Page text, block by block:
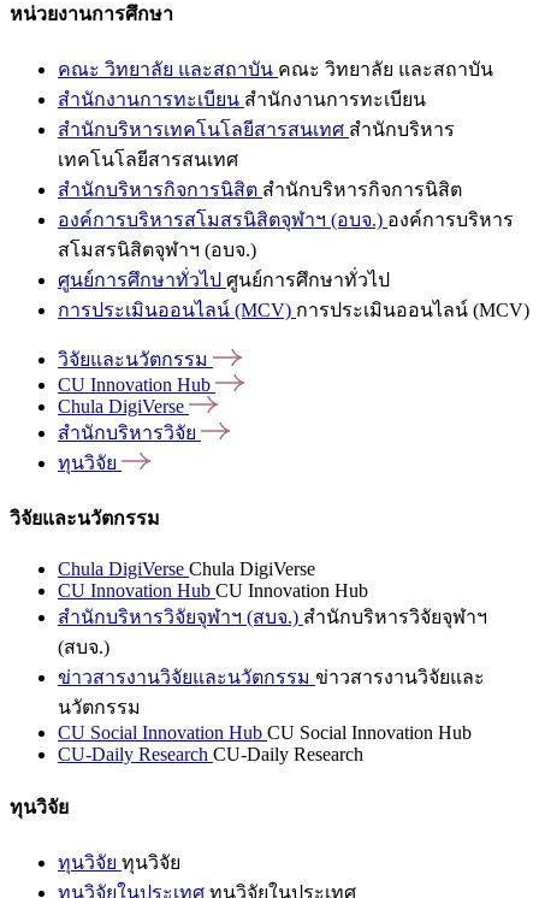
หน่วยงานการศึกษา
คณะ วิทยาลัย และสถาบัน คณะ วิทยาลัย และสถาบัน
สำนักงานการทะเบียน สำนักงานการทะเบียน
สำนักบริหารเทคโนโลยีสารสนเทศ สำนักบริหาร
เทคโนโลยีสารสนเทศ
สำนักบริหารกิจการนิสิต สำนักบริหารกิจการนิสิต
องค์การบริหารสโมสรนิสิตจุฬาฯ (อบจ.) องค์การบริหาร
สโมสรนิสิตจุฬาฯ (อบจ.)
ศูนย์การศึกษาทั่วไป ศูนย์การศึกษาทั่วไป
การประเมินออนไลน์ (MCV) การประเมินออนไลน์ (MCV)
วิจัยและนวัตกรรม
CU Innovation Hub
Chula DigiVerse
สำนักบริหารวิจัย
ทุนวิจัย
วิจัยและนวัตกรรม
Chula DigiVerse Chula DigiVerse
CU Innovation Hub CU Innovation Hub
สำนักบริหารวิจัยจุฬาฯ (สบจ.) สำนักบริหารวิจัยจุฬาฯ
(สบจ.)
ข่าวสารงานวิจัยและนวัตกรรม ข่าวสารงานวิจัยและ
นวัตกรรม
CU Social Innovation Hub CU Social Innovation Hub
CU-Daily Research CU-Daily Research
ทุนวิจัย
ทุนวิจัย ทุนวิจัย
ทุนวิจัยในประเทศ ทุนวิจัยในประเทศ